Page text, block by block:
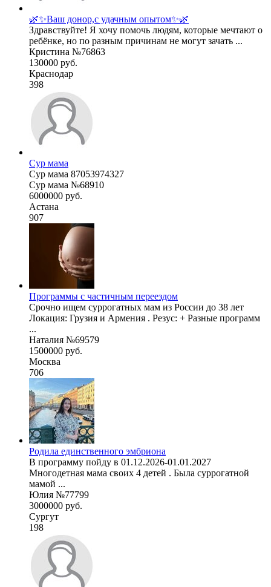
🌿✨Ваш донор,с удачным опытом✨🌿
Здравствуйте! Я хочу помочь людям, которые мечтают о
ребёнке, но по разным причинам не могут зачать ...
Кристина №76863
130000 руб.
Краснодар
398
Сур мама
Сур мама 87053974327
Сур мама №68910
6000000 руб.
Астана
907
Программы с частичным переездом
Срочно ищем суррогатных мам из России до 38 лет
Локация: Грузия и Армения . Резус: + Разные программ
...
Наталия №69579
1500000 руб.
Москва
706
Родила единственного эмбриона
В программу пойду в 01.12.2026-01.01.2027
Многодетная мама своих 4 детей . Была суррогатной
мамой ...
Юлия №77799
3000000 руб.
Сургут
198